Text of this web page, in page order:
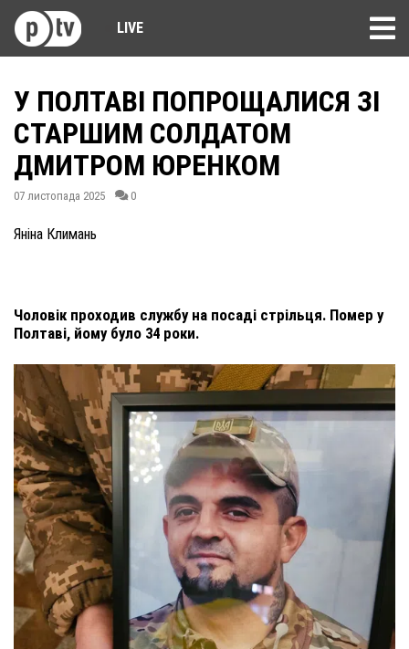
LIVE
У ПОЛТАВІ ПОПРОЩАЛИСЯ ЗІ
СТАРШИМ СОЛДАТОМ
ДМИТРОМ ЮРЕНКОМ
07 листопада 2025 0
Яніна Климань
Чоловік проходив службу на посаді стрільця. Помер у
Полтаві, йому було 34 роки.